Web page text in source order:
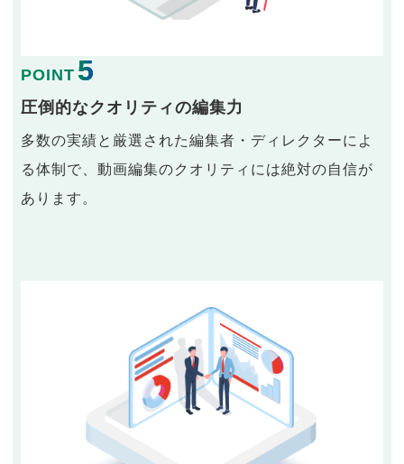
POINT 5
圧倒的なクオリティの編集力
多数の実績と厳選された編集者・ディレクターによ
る体制で、動画編集のクオリティには絶対の自信が
あります。